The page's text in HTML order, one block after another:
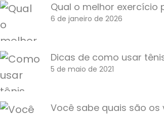
Qual o melhor exercício
6 de janeiro de 2026
Dicas de como usar
5 de maio de 2021
Você sabe quais são os